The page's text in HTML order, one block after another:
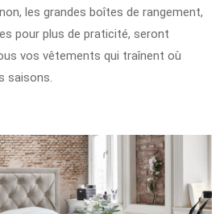
les grandes boîtes de rangement,
pour plus de praticité, seront
vos vêtements qui traînent où
saisons.